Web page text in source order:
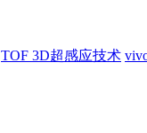
TOF 3D超感应技术